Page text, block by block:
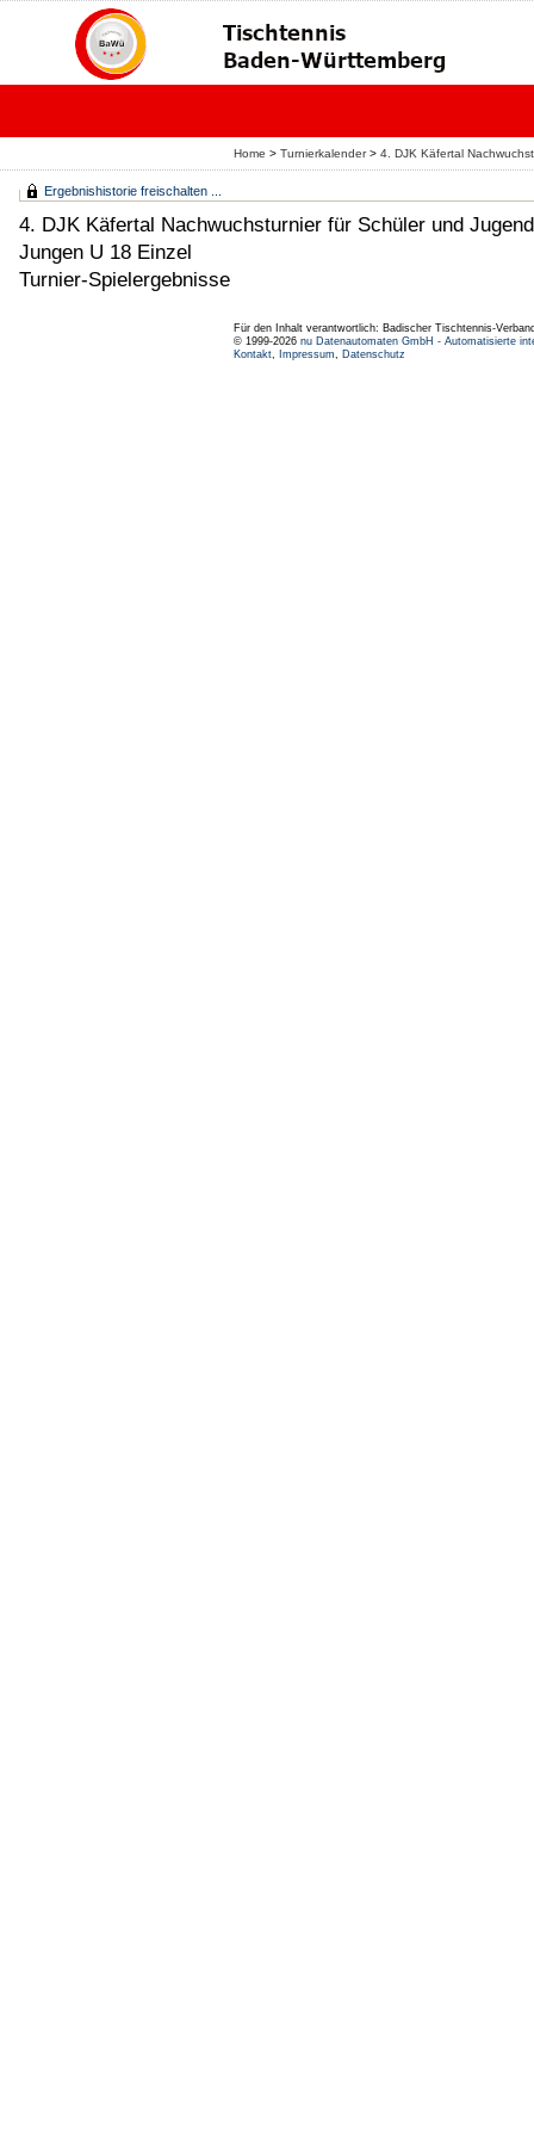
Home > Turnierkalender> 4. DJK Käfertal
Ergebnishistorie freischalten ...
4. DJK Käfertal Nachwuchsturnier für Schüler und
Jungen U 18 Einzel
Turnier-Spielergebnisse
Für den Inhalt verantwortlich: Badischer Tischtennis-
© 1999-2026 nu Datenautomaten GmbH - Automatisierte
Kontakt, Impressum, Datenschutz